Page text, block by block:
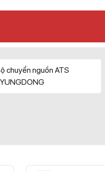
chuyển nguồn ATS